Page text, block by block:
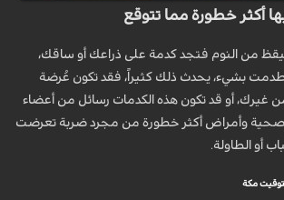
أكثر خطورة مما تتوقع
من النوم فتجد كدمة على ذراعك أو ساقك،
بشيء، يحدث ذلك كثيراً، فقد تكون عُرضة
غيرك، أو قد تكون هذه الكدمات رسائل من أعضاء
صحية وأمراض أكثر خطورة من مجرد ضربة تعرضت
أو الطاولة.